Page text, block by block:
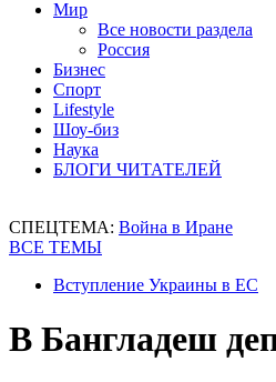
Мир
Все новости раздела
Россия
Бизнес
Спорт
Lifestyle
Шоу-биз
Наука
БЛОГИ ЧИТАТЕЛЕЙ
СПЕЦТЕМА: Война в Иране
ВСЕ ТЕМЫ
Вступление Украины в ЕС
В Бангладеш